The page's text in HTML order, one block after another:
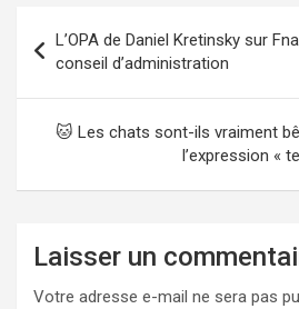
de
l’article
L’OPA de Daniel Kretinsky sur
conseil d’administration
🐱 Les chats sont-ils vraiment
l’expression «
Laisser un
Votre adresse e-mail ne sera pas